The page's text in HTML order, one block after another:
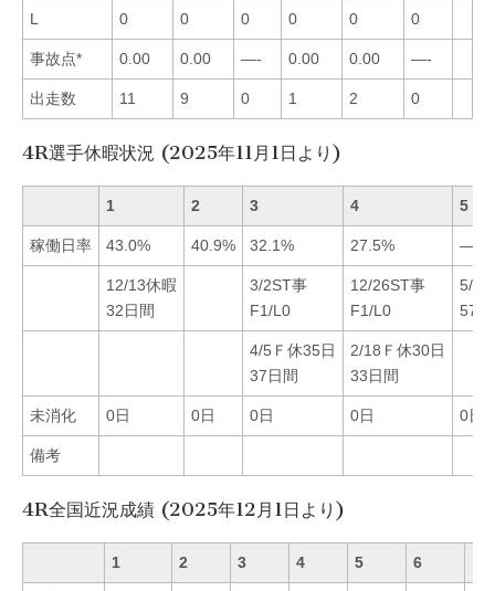
L 0 0 0 0 0 0
事故点* 0.00 0.00 —- 0.00 0.00 —-
出走数 11 9 0 1 2 0
4R選手休暇状況 (2025年11月1日より)
1 2 3 4 5
稼働日率 43.0% 40.9% 32.1% 27.5% —-
12/13休暇
32日間
3/2ST事
F1/L0
12/26ST事
F1/L0
5/26
572
4/5Ｆ休35日
37日間
2/18Ｆ休30日
33日間
未消化 0日 0日 0日 0日 0日
備考
4R全国近況成績 (2025年12月1日より)
1 2 3 4 5 6